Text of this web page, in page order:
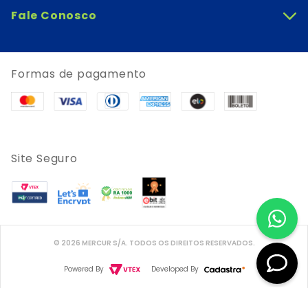
Fale Conosco +
Formas de pagamento
Site Seguro
© 2026 MERCUR S/A. TODOS OS DIREITOS RESERVADOS.
Powered By Developed By